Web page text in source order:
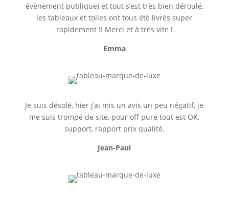
évènement publique) et tout s’est très bien déroulé,
les tableaux et toiles ont tous été livrés super
rapidement !! Merci et à très vite !
Emma
Je suis désolé, hier j’ai mis un avis un peu négatif, je
me suis trompé de site, pour off pure tout est OK,
support, rapport prix qualité.
Jean-Paul